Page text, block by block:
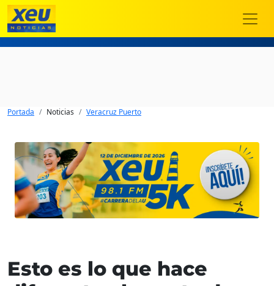
Portada Noticias Veracruz Puerto
Esto es lo que hace